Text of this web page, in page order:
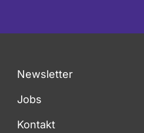
Newsletter
Jobs
Kontakt